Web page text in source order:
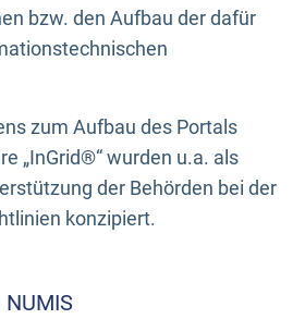
bzw. den Aufbau der dafür
zum Aufbau des Portals
„InGrid®“ wurden u.a. als
der Behörden bei der
konzipiert.